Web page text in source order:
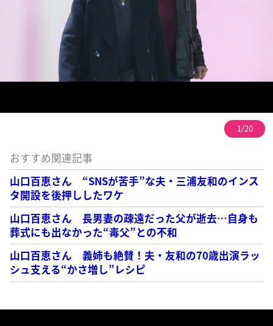
1/20
おすすめ関連記事
山口百恵さん “SNSが苦手”な夫・三浦友和のインス
タ開設を後押ししたワケ
山口百恵さん 長男妻の疎遠だった父が逝去…自身も
葬式にも出なかった“毒父”との不和
山口百恵さん 義姉も絶賛！夫・友和の70歳出演ラッ
シュ支える“かさ増し”レシピ